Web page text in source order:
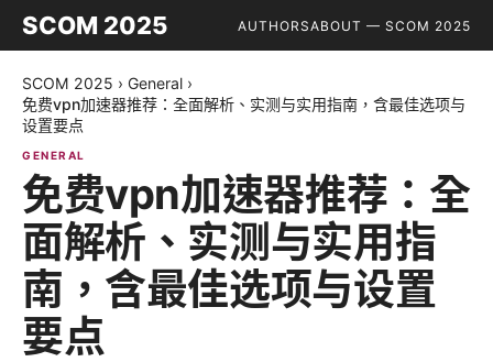
SCOM 2025 AUTHORSABOUT — SCOM 2025
SCOM 2025 › General ›
免费vpn加速器推荐：全面解析、实测与实用指南，含最佳选项与
设置要点
GENERAL
免费vpn加速器推荐：全
面解析、实测与实用指
南，含最佳选项与设置
要点